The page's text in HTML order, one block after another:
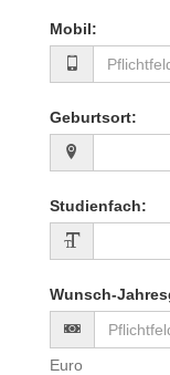
Mobil:
Geburtsort:
Studienfach:
Wunsch-
Euro